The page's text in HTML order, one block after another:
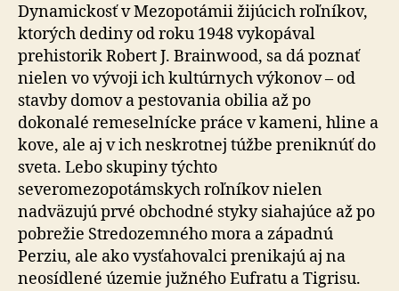
Dynamickosť v Mezopotámii žijúcich roľníkov,
ktorých dediny od roku 1948 vykopával
prehistorik Robert J. Brainwood, sa dá poznať
nielen vo vývoji ich kultúrnych výkonov – od
stavby domov a pestovania obilia až po
dokonalé remeselnícke práce v kameni, hline a
kove, ale aj v ich neskrotnej túžbe preniknúť do
sveta. Lebo skupiny týchto
severomezopotámskych roľníkov nielen
nadväzujú prvé obchodné styky siahajúce až po
pobrežie Stredozemného mora a západnú
Perziu, ale ako vysťahovalci prenikajú aj na
neosídlené územie južného Eufratu a Tigrisu.